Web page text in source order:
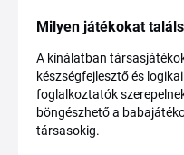
Milyen játékokat
A kínálatban
készségfejlesztő és
foglalkoztatók
böngészhető a
társasokig.